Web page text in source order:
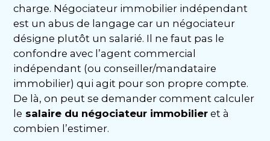
charge. Négociateur immobilier indépendant
est un abus de langage car un négociateur
désigne plutôt un salarié. Il ne faut pas le
confondre avec l’agent commercial
indépendant (ou conseiller/mandataire
immobilier) qui agit pour son propre compte.
De là, on peut se demander comment calculer
le salaire du négociateur immobilier et à
combien l’estimer.